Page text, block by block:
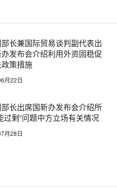
长兼国际贸易谈判副代表出
发布会介绍利用外资固稳促
策措施
月22日
长出席国新办发布会介绍所
过剩”问题中方立场有关情况
月28日